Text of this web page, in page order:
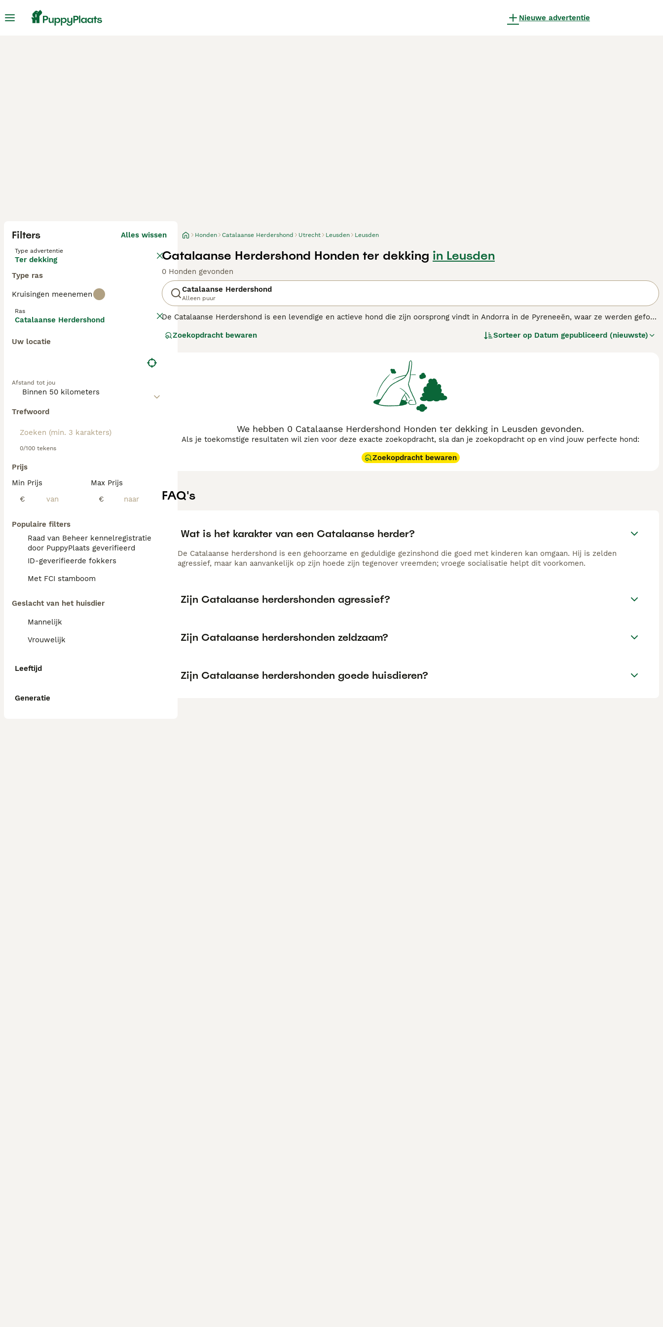
Nieuwe advertentie
Filters Alles wissen
Type advertentie
Ter dekking
Type ras
Kruisingen meenemen
Ras
Catalaanse Herdershond
Uw locatie
Afstand tot jou
Trefwoord
0/100 tekens
Prijs
Min Prijs
€
Max Prijs
€
Populaire filters
Raad van Beheer kennelregistratie
door PuppyPlaats geverifieerd
ID-geverifieerde fokkers
Met FCI stamboom
Geslacht van het huisdier
Mannelijk
Vrouwelijk
Leeftijd
Generatie
Honden Catalaanse Herdershond Utrecht Leusden Leusden
Catalaanse Herdershond Honden ter dekking in Leusden
0 Honden gevonden
Catalaanse Herdershond
Alleen puur
De Catalaanse Herdershond is een levendige en actieve hond die zijn oorsprong vindt in Andorra in de Pyreneeën, waar ze werden gefokt
en gezinshonden geworden in andere delen van de wereld.
Zoekopdracht bewaren Sorteer op Datum gepubliceerd (nieuwste)
We hebben 0 Catalaanse Herdershond Honden ter dekking in Leusden gevonden.
Als je toekomstige resultaten wil zien voor deze exacte zoekopdracht, sla dan je zoekopdracht op en vind jouw perfecte hond:
Zoekopdracht bewaren
FAQ's
Wat is het karakter van een Catalaanse herder?
De Catalaanse herdershond is een gehoorzame en geduldige gezinshond die goed met kinderen kan omgaan. Hij is zelden
agressief, maar kan aanvankelijk op zijn hoede zijn tegenover vreemden; vroege socialisatie helpt dit voorkomen.
Zijn Catalaanse herdershonden agressief?
Zijn Catalaanse herdershonden zeldzaam?
Zijn Catalaanse herdershonden goede huisdieren?